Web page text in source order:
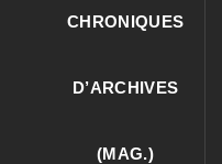
CHRONIQUES
D’ARCHIVES
(MAG.)